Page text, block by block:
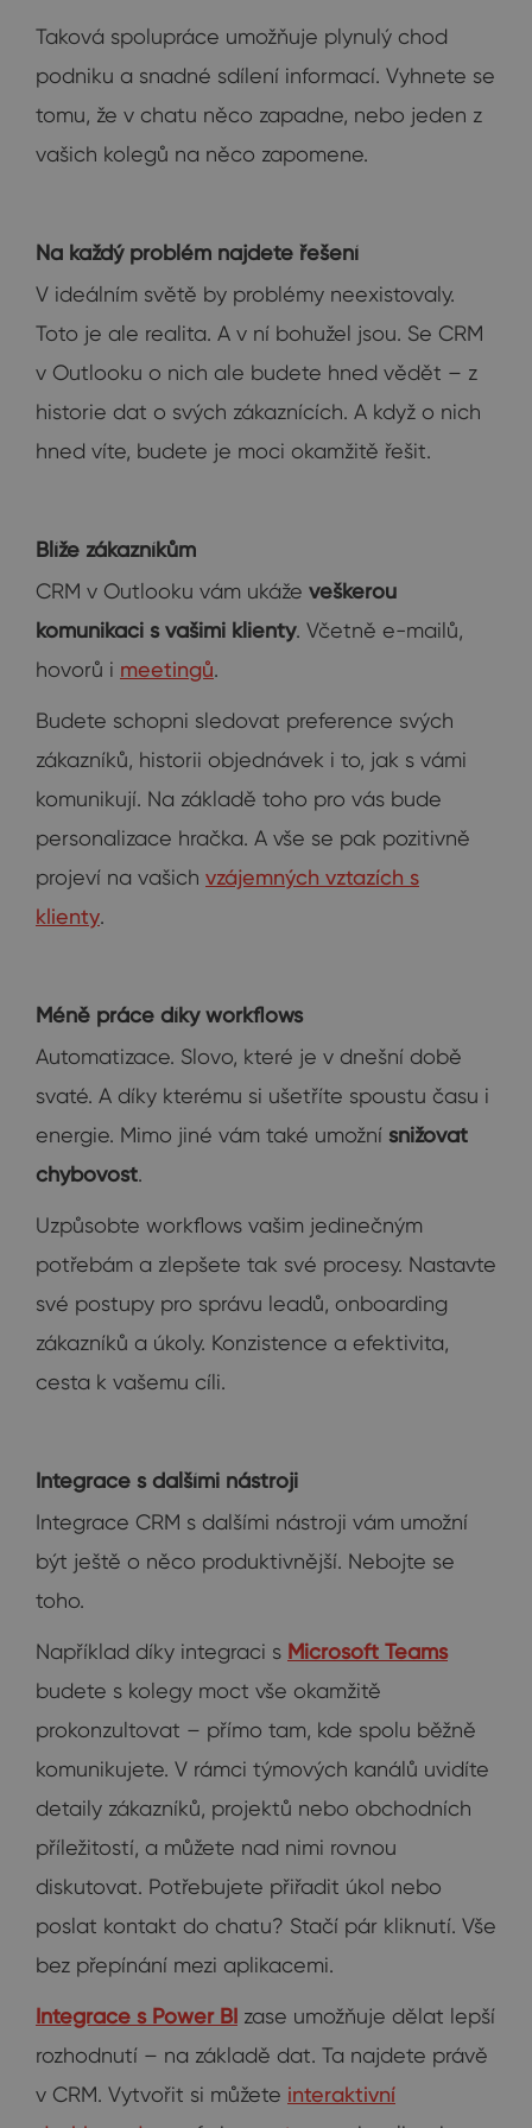
Taková spolupráce umožňuje plynulý chod
podniku a snadné sdílení informací. Vyhnete se
tomu, že v chatu něco zapadne, nebo jeden z
vašich kolegů na něco zapomene.
Na každý problém najdete řešení
V ideálním světě by problémy neexistovaly.
Toto je ale realita. A v ní bohužel jsou. Se CRM
v Outlooku o nich ale budete hned vědět – z
historie dat o svých zákaznících. A když o nich
hned víte, budete je moci okamžitě řešit.
Blíže zákazníkům
CRM v Outlooku vám ukáže veškerou
komunikaci s vašimi klienty. Včetně e-mailů,
hovorů i meetingů.
Budete schopni sledovat preference svých
zákazníků, historii objednávek i to, jak s vámi
komunikují. Na základě toho pro vás bude
personalizace hračka. A vše se pak pozitivně
projeví na vašich vzájemných vztazích s
klienty.
Méně práce díky workflows
Automatizace. Slovo, které je v dnešní době
svaté. A díky kterému si ušetříte spoustu času i
energie. Mimo jiné vám také umožní snižovat
chybovost.
Uzpůsobte workflows vašim jedinečným
potřebám a zlepšete tak své procesy. Nastavte
své postupy pro správu leadů, onboarding
zákazníků a úkoly. Konzistence a efektivita,
cesta k vašemu cíli.
Integrace s dalšími nástroji
Integrace CRM s dalšími nástroji vám umožní
být ještě o něco produktivnější. Nebojte se
toho.
Například díky integraci s Microsoft Teams
budete s kolegy moct vše okamžitě
prokonzultovat – přímo tam, kde spolu běžně
komunikujete. V rámci týmových kanálů uvidíte
detaily zákazníků, projektů nebo obchodních
příležitostí, a můžete nad nimi rovnou
diskutovat. Potřebujete přiřadit úkol nebo
poslat kontakt do chatu? Stačí pár kliknutí. Vše
bez přepínání mezi aplikacemi.
Integrace s Power BI zase umožňuje dělat lepší
rozhodnutí – na základě dat. Ta najdete právě
v CRM. Vytvořit si můžete interaktivní